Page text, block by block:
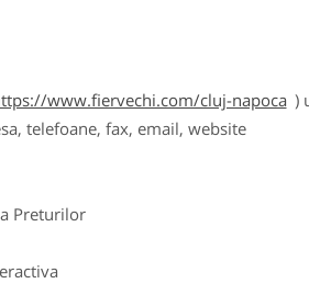
www.fiervechi.com/cluj-napoca )
telefoane, fax, email, website
Preturilor